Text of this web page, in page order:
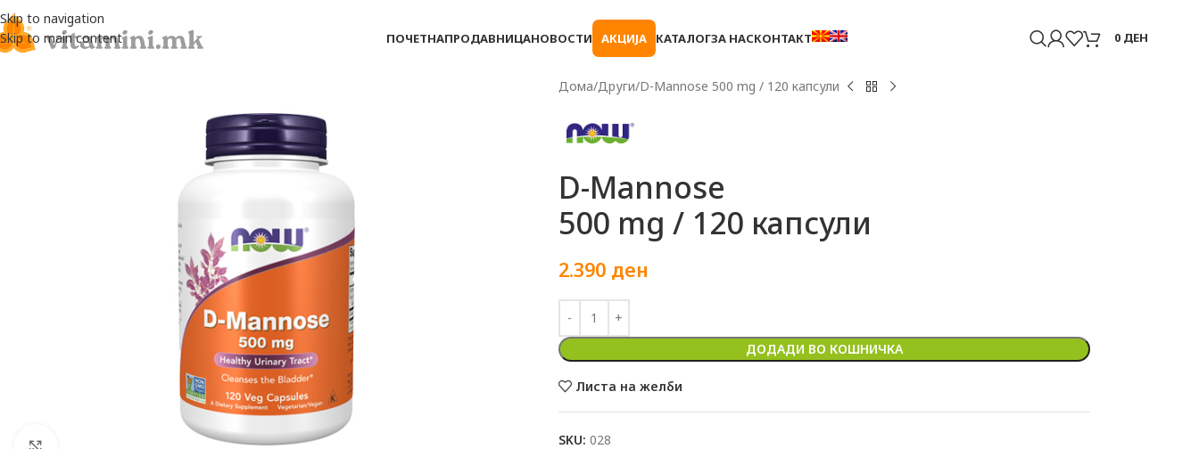
Skip to navigation
Skip to main content
ПОЧЕТНАПРОДАВНИЦАНОВОСТИ АКЦИЈА КАТАЛОГЗА НАСКОНТАКТ 0 ДЕН
Дома Други D-Mannose 500 mg / 120 капсули
D-Mannose
500 mg / 120 капсули
2.390 ден
ДОДАДИ ВО КОШНИЧКА
Листа на желби
SKU: 028